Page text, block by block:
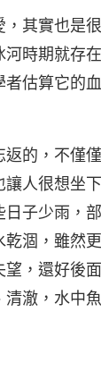
其實也是
時期就存
估算它的
的，不僅
人很想坐
子少雨，
涸，雖然
，還好後
澈，水中